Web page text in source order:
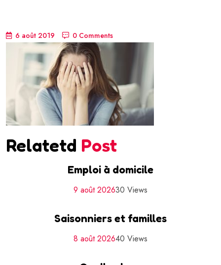
6 août 2019 0 Comments
Relatetd Post
Emploi à domicile
9 août 202630 Views
Saisonniers et familles
8 août 202640 Views